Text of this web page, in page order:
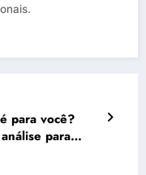
para você?
para